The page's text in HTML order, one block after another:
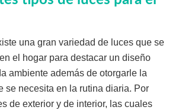
una gran variedad de luces que se
el hogar para destacar un diseño
ambiente además de otorgarle la
se necesita en la rutina diaria. Por
de exterior y de interior, las cuales